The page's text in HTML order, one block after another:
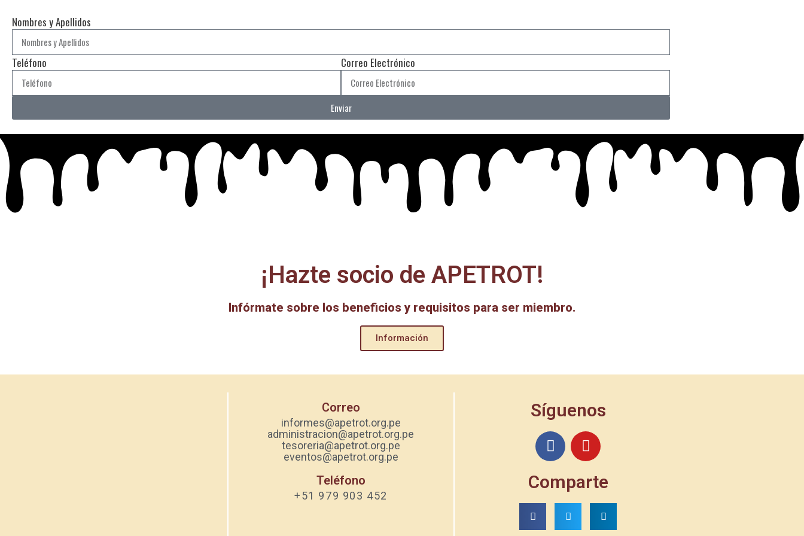
Nombres y Apellidos
Teléfono Correo Electrónico
Enviar
¡Hazte socio de APETROT!
Infórmate sobre los beneficios y requisitos para ser miembro.
Información
Correo
informes@apetrot.org.pe
administracion@apetrot.org.pe
tesoreria@apetrot.org.pe
eventos@apetrot.org.pe
Teléfono
+51 979 903 452
Síguenos
Comparte